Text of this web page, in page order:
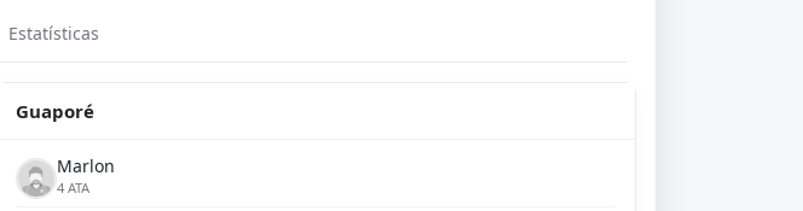
Estatísticas
Guaporé
Marlon
4 ATA